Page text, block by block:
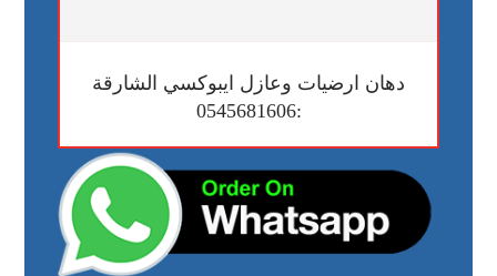
دهان ارضيات وعازل ايبوكسي الشارقة
:0545681606